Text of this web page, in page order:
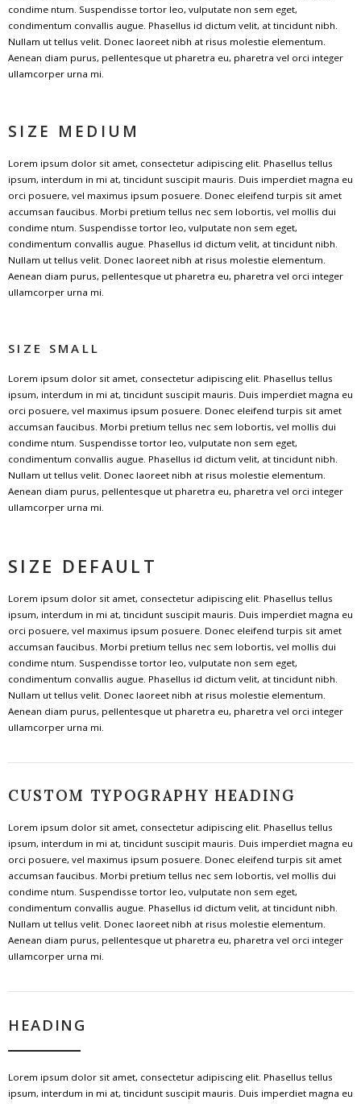
condime ntum. Suspendisse tortor leo, vulputate non sem eget,
condimentum convallis augue. Phasellus id dictum velit, at tincidunt nibh.
Nullam ut tellus velit. Donec laoreet nibh at risus molestie elementum.
Aenean diam purus, pellentesque ut pharetra eu, pharetra vel orci integer
ullamcorper urna mi.
SIZE MEDIUM
Lorem ipsum dolor sit amet, consectetur adipiscing elit. Phasellus tellus
ipsum, interdum in mi at, tincidunt suscipit mauris. Duis imperdiet magna eu
orci posuere, vel maximus ipsum posuere. Donec eleifend turpis sit amet
accumsan faucibus. Morbi pretium tellus nec sem lobortis, vel mollis dui
condime ntum. Suspendisse tortor leo, vulputate non sem eget,
condimentum convallis augue. Phasellus id dictum velit, at tincidunt nibh.
Nullam ut tellus velit. Donec laoreet nibh at risus molestie elementum.
Aenean diam purus, pellentesque ut pharetra eu, pharetra vel orci integer
ullamcorper urna mi.
SIZE SMALL
Lorem ipsum dolor sit amet, consectetur adipiscing elit. Phasellus tellus
ipsum, interdum in mi at, tincidunt suscipit mauris. Duis imperdiet magna eu
orci posuere, vel maximus ipsum posuere. Donec eleifend turpis sit amet
accumsan faucibus. Morbi pretium tellus nec sem lobortis, vel mollis dui
condime ntum. Suspendisse tortor leo, vulputate non sem eget,
condimentum convallis augue. Phasellus id dictum velit, at tincidunt nibh.
Nullam ut tellus velit. Donec laoreet nibh at risus molestie elementum.
Aenean diam purus, pellentesque ut pharetra eu, pharetra vel orci integer
ullamcorper urna mi.
SIZE DEFAULT
Lorem ipsum dolor sit amet, consectetur adipiscing elit. Phasellus tellus
ipsum, interdum in mi at, tincidunt suscipit mauris. Duis imperdiet magna eu
orci posuere, vel maximus ipsum posuere. Donec eleifend turpis sit amet
accumsan faucibus. Morbi pretium tellus nec sem lobortis, vel mollis dui
condime ntum. Suspendisse tortor leo, vulputate non sem eget,
condimentum convallis augue. Phasellus id dictum velit, at tincidunt nibh.
Nullam ut tellus velit. Donec laoreet nibh at risus molestie elementum.
Aenean diam purus, pellentesque ut pharetra eu, pharetra vel orci integer
ullamcorper urna mi.
CUSTOM TYPOGRAPHY HEADING
Lorem ipsum dolor sit amet, consectetur adipiscing elit. Phasellus tellus
ipsum, interdum in mi at, tincidunt suscipit mauris. Duis imperdiet magna eu
orci posuere, vel maximus ipsum posuere. Donec eleifend turpis sit amet
accumsan faucibus. Morbi pretium tellus nec sem lobortis, vel mollis dui
condime ntum. Suspendisse tortor leo, vulputate non sem eget,
condimentum convallis augue. Phasellus id dictum velit, at tincidunt nibh.
Nullam ut tellus velit. Donec laoreet nibh at risus molestie elementum.
Aenean diam purus, pellentesque ut pharetra eu, pharetra vel orci integer
ullamcorper urna mi.
HEADING
Lorem ipsum dolor sit amet, consectetur adipiscing elit. Phasellus tellus
ipsum, interdum in mi at, tincidunt suscipit mauris. Duis imperdiet magna eu